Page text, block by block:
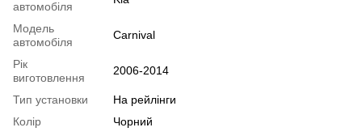
автомобіля
Модель
автомобіля
Carnival
Рік
виготовлення
2006-2014
Тип установки
На рейлінги
Колір
Чорний